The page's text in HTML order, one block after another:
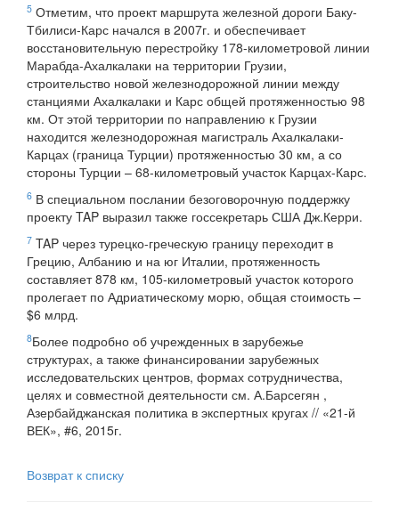
5 Отметим, что проект маршрута железной дороги Баку-
Тбилиси-Карс начался в 2007г. и обеспечивает
восстановительную перестройку 178-километровой линии
Марабда-Ахалкалаки на территории Грузии,
строительство новой железнодорожной линии между
станциями Ахалкалаки и Карс общей протяженностью 98
км. От этой территории по направлению к Грузии
находится железнодорожная магистраль Ахалкалаки-
Карцах (граница Турции) протяженностью 30 км, а со
стороны Турции – 68-километровый участок Карцах-Карс.
6 В специальном послании безоговорочную поддержку
проекту TAP выразил также госсекретарь США Дж.Керри.
7 TAP через турецко-греческую границу переходит в
Грецию, Албанию и на юг Италии, протяженность
составляет 878 км, 105-километровый участок которого
пролегает по Адриатическому морю, общая стоимость –
$6 млрд.
8Более подробно об учрежденных в зарубежье
структурах, а также финансировании зарубежных
исследовательских центров, формах сотрудничества,
целях и совместной деятельности см. А.Барсегян ,
Азербайджанская политика в экспертных кругах // «21-й
ВЕК», #6, 2015г.
Возврат к списку